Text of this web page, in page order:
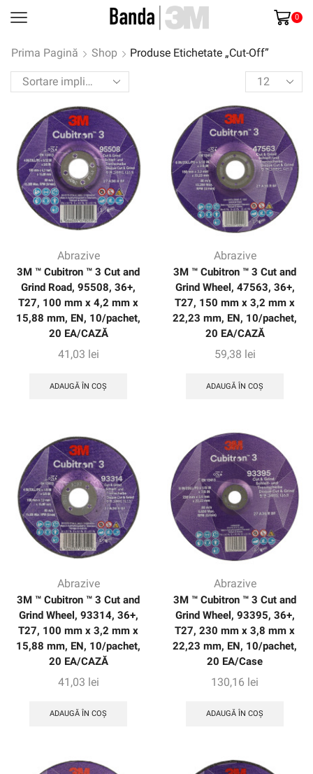
0
Prima Pagină Shop
Produse Etichetate „Cut-Off”
Products
per
page
Abrazive
3M ™ Cubitron ™ 3 Cut and
Grind Road, 95508, 36+,
T27, 100 mm x 4,2 mm x
15,88 mm, EN, 10/pachet,
20 EA/CAZĂ
41,03 lei
ADAUGĂ ÎN COȘ
Abrazive
3M ™ Cubitron ™ 3 Cut and
Grind Wheel, 47563, 36+,
T27, 150 mm x 3,2 mm x
22,23 mm, EN, 10/pachet,
20 EA/CAZĂ
59,38 lei
ADAUGĂ ÎN COȘ
Abrazive
3M ™ Cubitron ™ 3 Cut and
Grind Wheel, 93314, 36+,
T27, 100 mm x 3,2 mm x
15,88 mm, EN, 10/pachet,
20 EA/CAZĂ
41,03 lei
ADAUGĂ ÎN COȘ
Abrazive
3M ™ Cubitron ™ 3 Cut and
Grind Wheel, 93395, 36+,
T27, 230 mm x 3,8 mm x
22,23 mm, EN, 10/pachet,
20 EA/Case
130,16 lei
ADAUGĂ ÎN COȘ